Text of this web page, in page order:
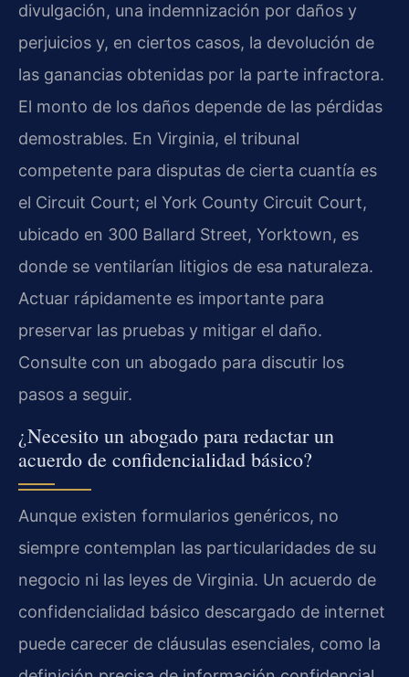
divulgación, una indemnización por daños y
perjuicios y, en ciertos casos, la devolución de
las ganancias obtenidas por la parte infractora.
El monto de los daños depende de las pérdidas
demostrables. En Virginia, el tribunal
competente para disputas de cierta cuantía es
el Circuit Court; el York County Circuit Court,
ubicado en 300 Ballard Street, Yorktown, es
donde se ventilarían litigios de esa naturaleza.
Actuar rápidamente es importante para
preservar las pruebas y mitigar el daño.
Consulte con un abogado para discutir los
pasos a seguir.
¿Necesito un abogado para redactar un
acuerdo de confidencialidad básico?
Aunque existen formularios genéricos, no
siempre contemplan las particularidades de su
negocio ni las leyes de Virginia. Un acuerdo de
confidencialidad básico descargado de internet
puede carecer de cláusulas esenciales, como la